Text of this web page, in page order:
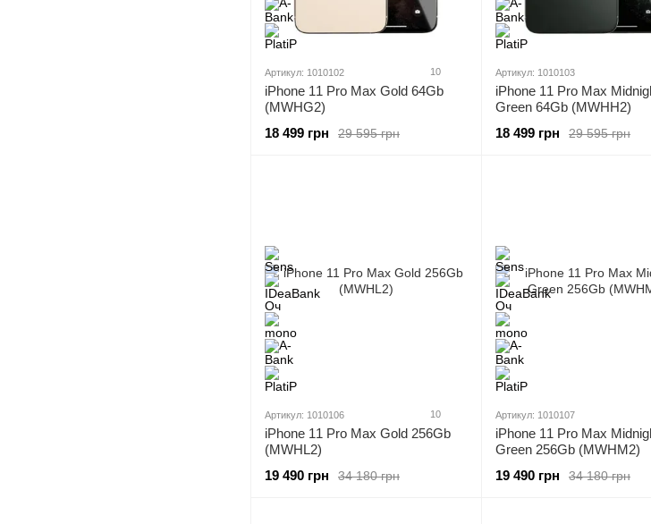
Артикул: 1010102 10
iPhone 11 Pro Max Gold 64Gb
(MWHG2)
29 595 грн
18 499 грн
Артикул: 1010103
iPhone 11 Pro Max
Green 64Gb (MWHH2)
29 595 грн
18 499 грн
Артикул: 1010106 10
iPhone 11 Pro Max Gold 256Gb
(MWHL2)
34 180 грн
19 490 грн
Артикул: 1010107
iPhone 11 Pro Max
Green 256Gb (MWHM2)
34 180 грн
19 490 грн